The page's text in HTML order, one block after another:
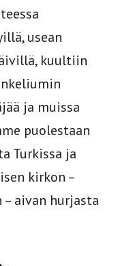
usean
kuultiin
ja muissa
puolestaan
Turkissa ja
kirkon –
– aivan hurjasta